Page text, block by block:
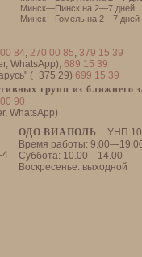
84, 270 00 85, 379 15 39
WhatsApp), 689 15 39
(+375 29) 699 15 39
групп из ближнего
90
WhatsApp)
ОДО ВИАПОЛЬ
УНП
Время работы:
Суббота: 10.00—14.00
Воскресенье: выходной
Минск—Пинск на 2—7 дней
Минск—Гомель на 2—7 дней